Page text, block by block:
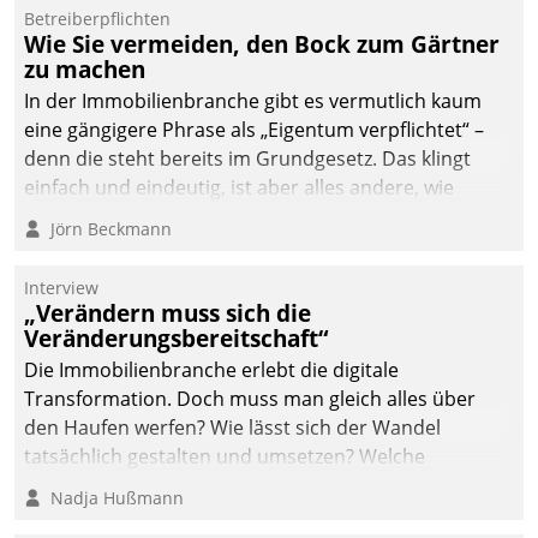
Datatrain ermöglicht
automatisiert ausgelöste,
zielgerichtete
Mieterbefragungen – eine
starke Grundlage für
intelligente,
Entscheidungen.
Betreiberpflichten
Wie Sie vermeiden, den Bock zum Gärtner
zu machen
In der Immobilienbranche gibt es vermutlich kaum
eine gängigere Phrase als „Eigentum verpflichtet“ –
denn die steht bereits im Grundgesetz. Das klingt
einfach und eindeutig, ist aber alles andere, wie
Branchenbeschäftigte wissen. Denn mit der
Verantwortung folgen Verpflichtungen.
Jörn Beckmann
Interview
„Verändern muss sich die
Veränderungsbereitschaft“
Die Immobilienbranche erlebt die digitale
Transformation. Doch muss man gleich alles über
den Haufen werfen? Wie lässt sich der Wandel
tatsächlich gestalten und umsetzen? Welche
Argumente zählen wirklich?
Nadja Hußmann